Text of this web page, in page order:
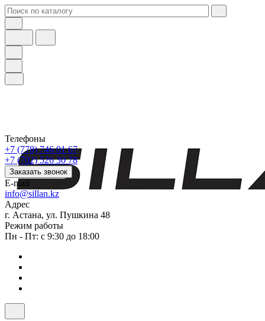
Телефоны
+7 (778) 746 01 67
+7 (702) 526 30 78
Заказать звонок
E-mail
info@sillan.kz
Адрес
г. Астана, ул. Пушкина 48
Режим работы
Пн - Пт: с 9:30 до 18:00